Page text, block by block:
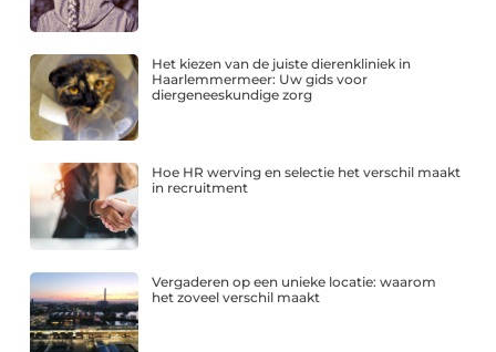
Het kiezen van de juiste dierenkliniek in
Haarlemmermeer: Uw gids voor
diergeneeskundige zorg
Hoe HR werving en selectie het verschil maakt
in recruitment
Vergaderen op een unieke locatie: waarom
het zoveel verschil maakt